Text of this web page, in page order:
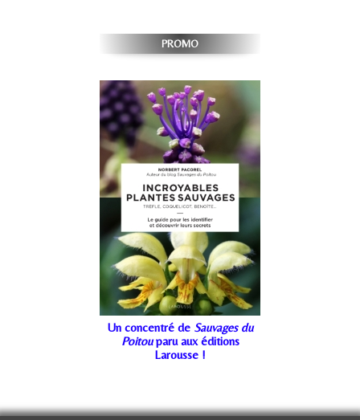
PROMO
Un concentré de Sauvages du
Poitouparu aux éditions
Larousse !